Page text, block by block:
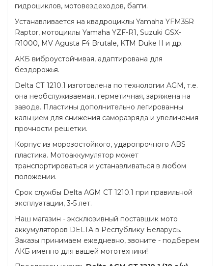
гидроциклов, мотовездеходов, багги.
Устанавливается на квадроциклы Yamaha YFM35R
Raptor, мотоциклы Yamaha YZF-R1, Suzuki GSX-
R1000, MV Agusta F4 Brutale, KTM Duke II и др.
АКБ виброустойчивая, адаптирована для
бездорожья.
Delta СТ 1210.1 изготовлена по технологии AGM, т.е.
она необслуживаемая, герметичная, заряжена на
заводе. Пластины дополнительно легированны
кальцием для снижения саморазряда и увеличения
прочности решетки.
Корпус из морозостойкого, ударопрочного ABS
пластика. Мотоаккумулятор может
транспортироваться и устанавливаться в любом
положении.
Срок службы Delta AGM СТ 1210.1 при правильной
эксплуатации, 3-5 лет.
Наш магазин - эксклюзивный поставщик мото
аккумуляторов DELTA в Республику Беларусь.
Заказы принимаем ежедневно, звоните - подберем
АКБ именно для вашей мототехники!